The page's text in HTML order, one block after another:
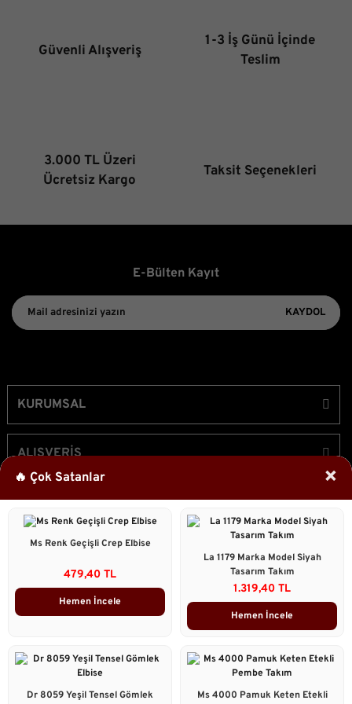
🔥 Çok Satanlar ×
Ms Renk Geçişli Crep Elbise
479,40 TL
Hemen İncele
La 1179 Marka Model Siyah
Tasarım Takım
1.319,40 TL
Hemen İncele
Dr 8059 Yeşil Tensel Gömlek
Ms 4000 Pamuk Keten Etekli
Ürün fiyatı diğer sitelerden daha pahalı.
Güvenli Alışveriş
1-3 İş Günü İçinde
Teslim
3.000 TL Üzeri
Ücretsiz Kargo
Taksit Seçenekleri
E-Bülten Kayıt
KAYDOL
KURUMSAL
ALIŞVERİŞ
ÜYELİK
Bizi Takip Edin!
Kredi kartı bilgileriniz 256bit SSL sertifikası ile korunmaktadır.
ideasoft
e-
ile